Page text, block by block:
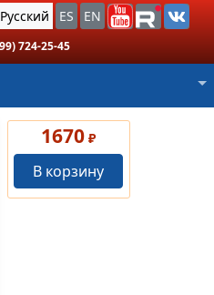
Русский ES EN
724-25-45
1670 ₽
В корзину